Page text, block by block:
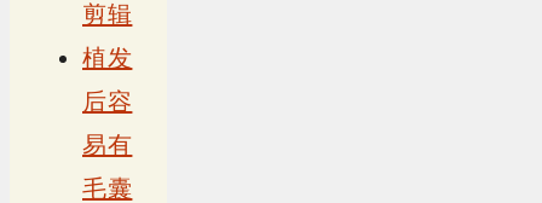
剪辑
植发
后容
易有
毛囊